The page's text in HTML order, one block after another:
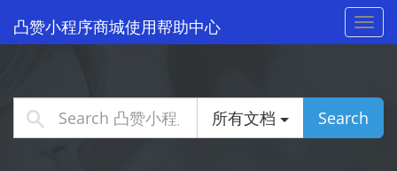
凸赞小程序商城使用帮助中心
所有文档 Search